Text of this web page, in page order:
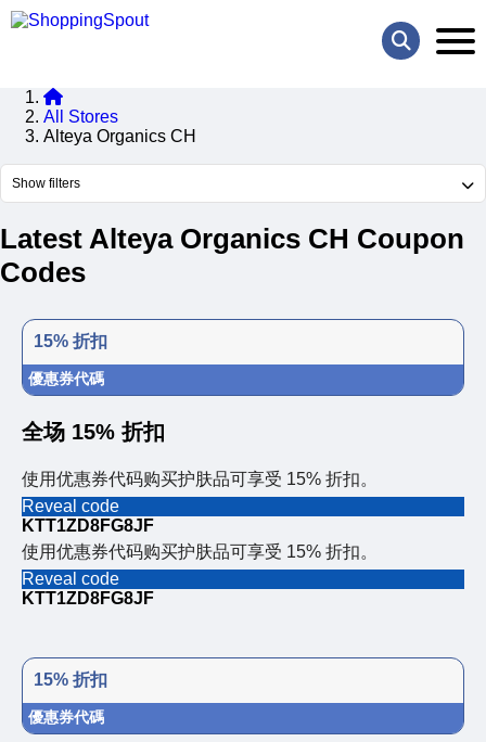
All Stores
Alteya Organics CH
Show filters
Latest Alteya Organics CH Coupon
Codes
15% 折扣
優惠券代碼
全场 15% 折扣
使用优惠券代码购买护肤品可享受 15% 折扣。
Reveal code
KTT1ZD8FG8JF
使用优惠券代码购买护肤品可享受 15% 折扣。
Reveal code
KTT1ZD8FG8JF
15% 折扣
優惠券代碼